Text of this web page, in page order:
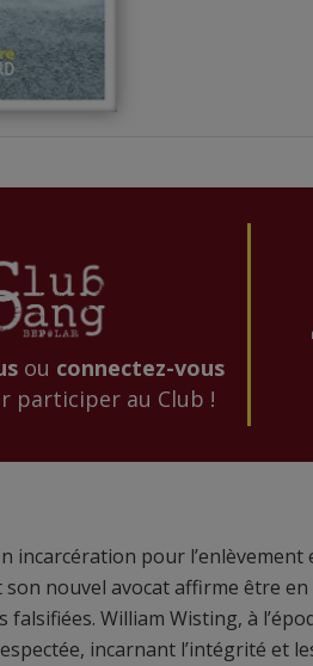
ou connectez-vous
participer au Club !
incarcération pour
son nouvel avocat affirme être
falsifiées. William Wisting, à
incarnant l’intégrité et